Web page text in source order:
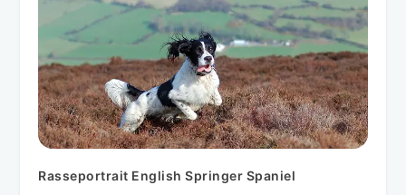
Rasseportrait English Springer Spaniel